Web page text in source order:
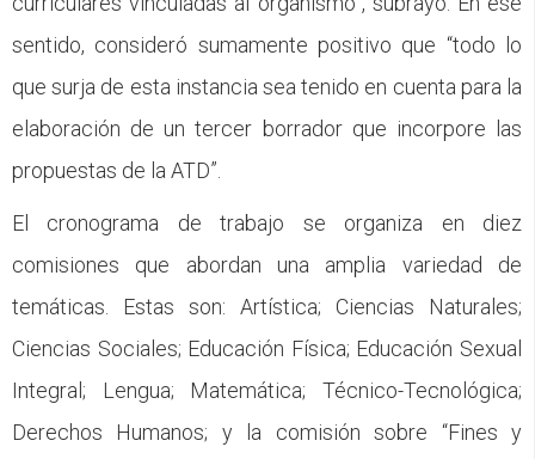
sentido, consideró sumamente positivo que “todo lo
que surja de esta instancia sea tenido en cuenta para la
elaboración de un tercer borrador que incorpore las
propuestas de la ATD”.
El cronograma de trabajo se organiza en diez
comisiones que abordan una amplia variedad de
temáticas. Estas son: Artística; Ciencias Naturales;
Ciencias Sociales; Educación Física; Educación Sexual
Integral; Lengua; Matemática; Técnico-Tecnológica;
Derechos Humanos; y la comisión sobre “Fines y